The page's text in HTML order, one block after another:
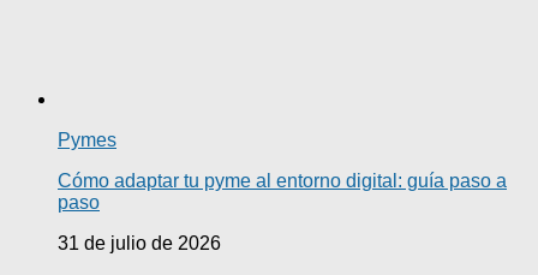
Pymes
Cómo adaptar tu pyme al entorno digital: guía paso a
paso
31 de julio de 2026